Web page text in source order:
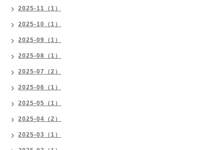
2025-11（1）
2025-10（1）
2025-09（1）
2025-08（1）
2025-07（2）
2025-06（1）
2025-05（1）
2025-04（2）
2025-03（1）